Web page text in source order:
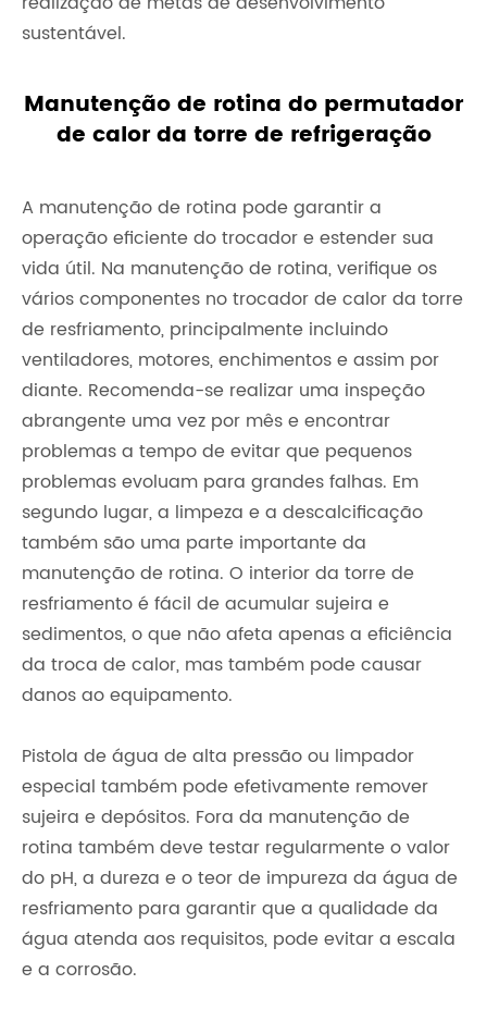
sustentável.
Manutenção de rotina do permutador
de calor da torre de refrigeração
A manutenção de rotina pode garantir a
operação eficiente do trocador e estender sua
vida útil. Na manutenção de rotina, verifique os
vários componentes no trocador de calor da torre
de resfriamento, principalmente incluindo
ventiladores, motores, enchimentos e assim por
diante. Recomenda-se realizar uma inspeção
abrangente uma vez por mês e encontrar
problemas a tempo de evitar que pequenos
problemas evoluam para grandes falhas. Em
segundo lugar, a limpeza e a descalcificação
também são uma parte importante da
manutenção de rotina. O interior da torre de
resfriamento é fácil de acumular sujeira e
sedimentos, o que não afeta apenas a eficiência
da troca de calor, mas também pode causar
danos ao equipamento.
Pistola de água de alta pressão ou limpador
especial também pode efetivamente remover
sujeira e depósitos. Fora da manutenção de
rotina também deve testar regularmente o valor
do pH, a dureza e o teor de impureza da água de
resfriamento para garantir que a qualidade da
água atenda aos requisitos, pode evitar a escala
e a corrosão.